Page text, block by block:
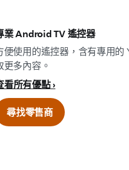
業 Android TV 遙控器
便使用的遙控器，含有專用的
更多內容。
看所有優點
尋找零售商